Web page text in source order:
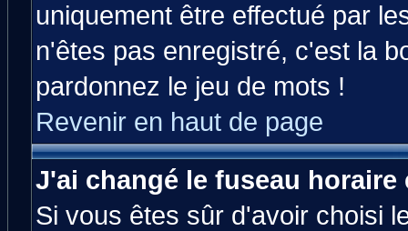
uniquement être effectué par
n'êtes pas enregistré, c'est la
pardonnez le jeu de mots !
Revenir en haut de page
J'ai changé le fuseau
Si vous êtes sûr d'avoir choisi